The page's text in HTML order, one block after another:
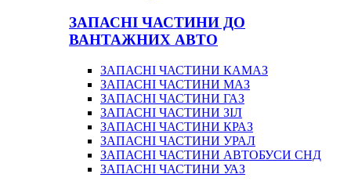
ЗАПАСНІ ЧАСТИНИ ДО
ВАНТАЖНИХ АВТО
ЗАПАСНІ ЧАСТИНИ КАМАЗ
ЗАПАСНІ ЧАСТИНИ МАЗ
ЗАПАСНІ ЧАСТИНИ ГАЗ
ЗАПАСНІ ЧАСТИНИ ЗІЛ
ЗАПАСНІ ЧАСТИНИ КРАЗ
ЗАПАСНІ ЧАСТИНИ УРАЛ
ЗАПАСНІ ЧАСТИНИ АВТОБУСИ СНД
ЗАПАСНІ ЧАСТИНИ УАЗ